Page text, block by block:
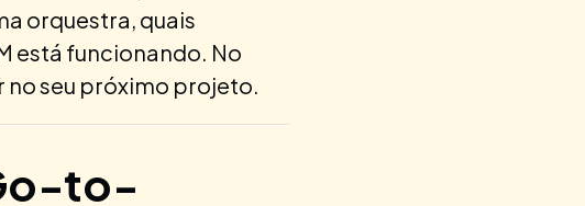
orquestra, quais
está funcionando. No
no seu próximo projeto.
to-